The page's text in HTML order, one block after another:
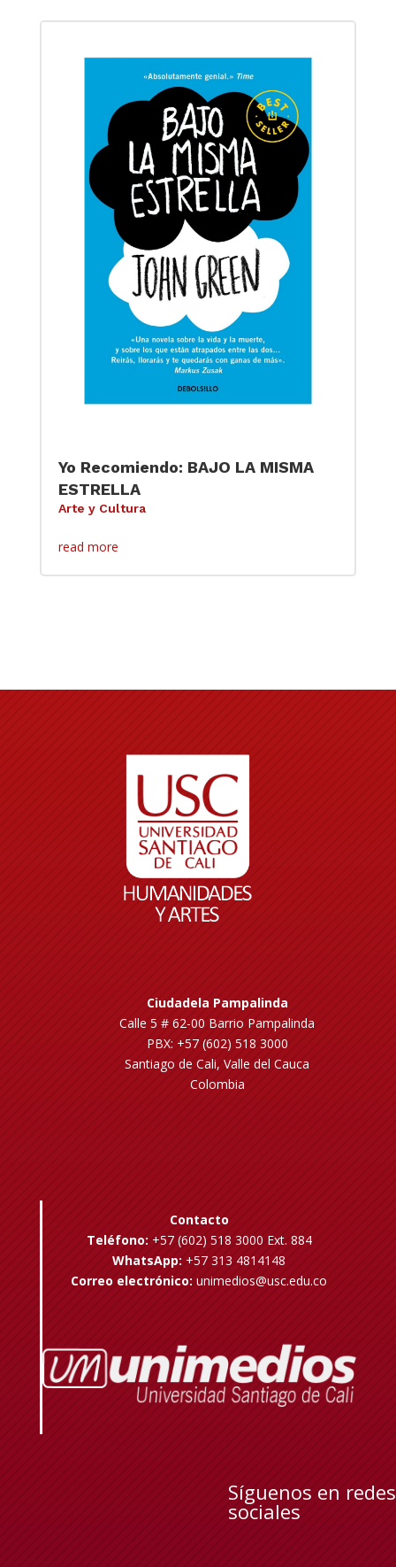
Yo Recomiendo: BAJO LA MISMA
ESTRELLA
Arte y Cultura
read more
Ciudadela Pampalinda
Calle 5 # 62-00 Barrio Pampalinda
PBX: +57 (602) 518 3000
Santiago de Cali, Valle del Cauca
Colombia
Contacto
Teléfono: +57 (602) 518 3000 Ext. 884
WhatsApp: +57 313 4814148
Correo electrónico: unimedios@usc.edu.co
Síguenos en redes
sociales